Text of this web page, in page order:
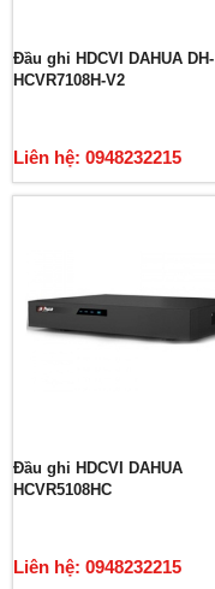
Đầu ghi HDCVI DAHUA DH-
HCVR7108H-V2
Liên hệ: 0948232215
Đầu ghi HDCVI DAHUA
HCVR5108HC
Liên hệ: 0948232215